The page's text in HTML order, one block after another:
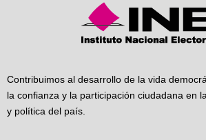
Contribuimos al desarrollo de la vida
la confianza y la participación ciudadana en
y política del país.